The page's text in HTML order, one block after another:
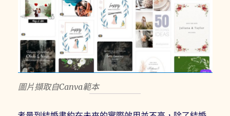
圖片擷取自Canva範本